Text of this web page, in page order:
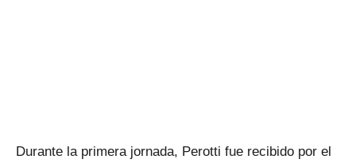
Durante la primera jornada, Perotti fue recibido por el